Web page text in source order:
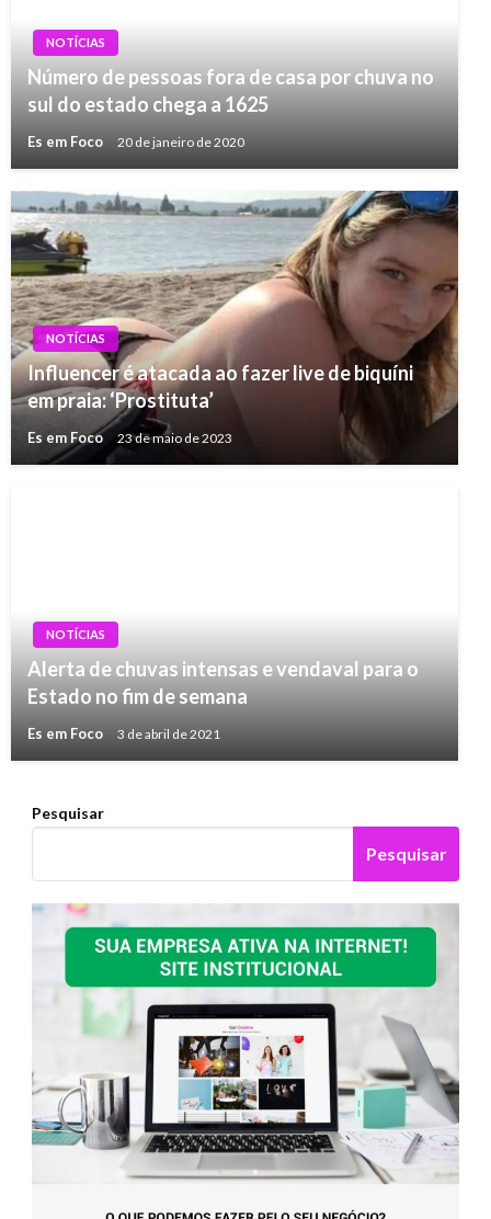
NOTÍCIAS
Número de pessoas fora de casa por chuva no
sul do estado chega a 1625
Es em Foco 20 de janeiro de 2020
NOTÍCIAS
Influencer é atacada ao fazer live de biquíni
em praia: ‘Prostituta’
Es em Foco 23 de maio de 2023
NOTÍCIAS
Alerta de chuvas intensas e vendaval para o
Estado no fim de semana
Es em Foco 3 de abril de 2021
Pesquisar
Pesquisar